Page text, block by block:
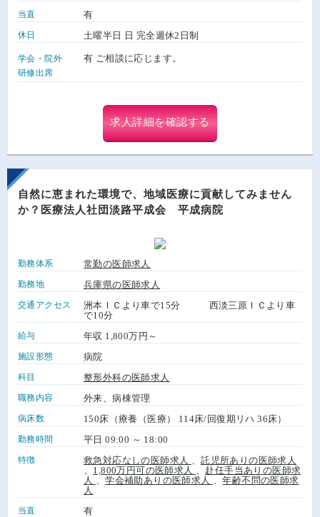
当直 有
休日 土曜半日 日 完全週休2日制
学会・院外
研修出席
有 ご相談に応じます。
求人詳細を確認する
自然に恵まれた環境で、地域医療に貢献してみません
か？医療法人社団淡路平成会 平成病院
勤務体系 常勤の医師求人
勤務地 兵庫県の医師求人
交通アクセス
洲本ＩＣより車で15分 西淡三原ＩＣより車
で10分
給与 年収 1,800万円～
施設形態 病院
科目 整形外科の医師求人
職務内容 外来、病棟管理
病床数 150床（療養（医療） 114床/回復期リハ 36床）
勤務時間 平日 09:00 ～ 18:00
特徴 救急対応なしの医師求人 、託児所ありの医師求人
1,800万円可の医師求人
赴任手当ありの医師求
人
、学会補助ありの医師求人 、年齢不問の医師求
人
当直 有